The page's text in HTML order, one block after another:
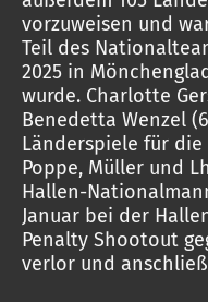
vorzuweisen und
Teil des
2025 in
wurde. Charlotte
Benedetta Wenzel
Länderspiele für die
Poppe, Müller und
Hallen-
Januar bei der
Penalty Shootout
verlor und